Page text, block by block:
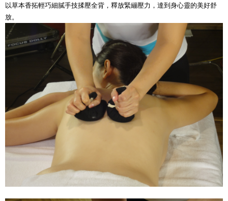
以草本香拓輕巧細膩手技揉壓全背，釋放緊繃壓力，達到身心靈的美好舒
放。